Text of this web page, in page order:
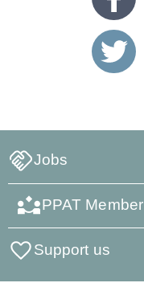
Jobs
PPAT Member
Support us